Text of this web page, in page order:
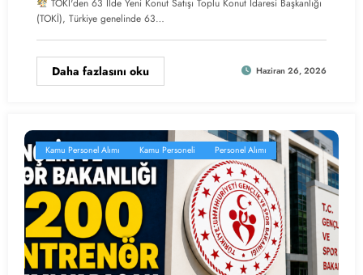
TOKİ'den 63 İlde Yeni Konut Satışı Toplu Konut İdaresi Başkanlığı
(TOKİ), Türkiye genelinde 63…
Daha fazlasını oku Haziran 26, 2026
Kamu Personel Alımı Kamu Personeli Personel Alımı